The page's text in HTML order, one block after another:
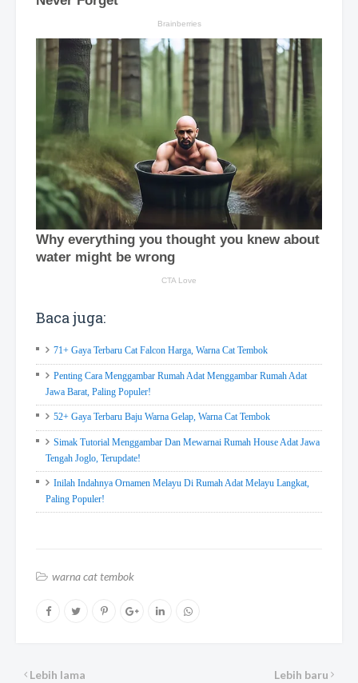
Baca juga:
71+ Gaya Terbaru Cat Falcon Harga, Warna Cat Tembok
Penting Cara Menggambar Rumah Adat Menggambar Rumah Adat
Jawa Barat, Paling Populer!
52+ Gaya Terbaru Baju Warna Gelap, Warna Cat Tembok
Simak Tutorial Menggambar Dan Mewarnai Rumah House Adat Jawa
Tengah Joglo, Terupdate!
Inilah Indahnya Ornamen Melayu Di Rumah Adat Melayu Langkat,
Paling Populer!
warna cat tembok
Lebih baru
Lebih lama